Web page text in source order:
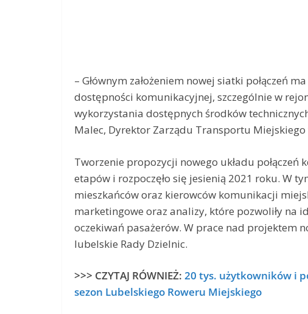
– Głównym założeniem nowej siatki połączeń
dostępności komunikacyjnej, szczególnie w
wykorzystania dostępnych środków
Malec, Dyrektor Zarządu Transportu
Tworzenie propozycji nowego układu połączeń
etapów i rozpoczęło się jesienią 2021 roku. W
mieszkańców oraz kierowców komunikacji
marketingowe oraz analizy, które pozwoliły na
oczekiwań pasażerów. W prace nad projektem
lubelskie Rady Dzielnic.
>>> CZYTAJ RÓWNIEŻ: 20 tys. użytkowników i
sezon Lubelskiego Roweru Miejskiego